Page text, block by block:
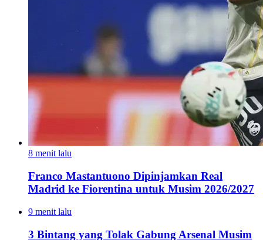
8 menit lalu
Franco Mastantuono Dipinjamkan Real
Madrid ke Fiorentina untuk Musim 2026/2027
9 menit lalu
3 Bintang yang Tolak Gabung Arsenal Musim